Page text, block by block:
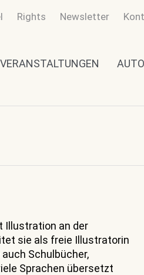
Rights Newsletter
VERANSTALTUNGEN
Illustration an der
sie als freie Illustratorin
Schulbücher,
Sprachen übersetzt